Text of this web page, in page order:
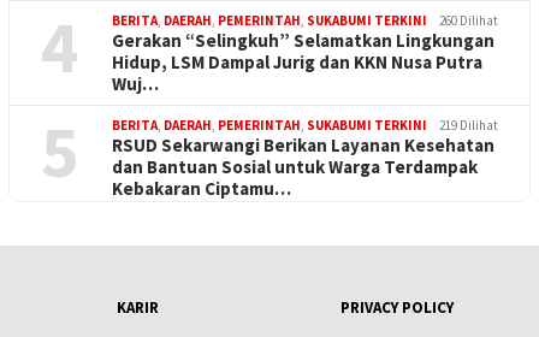
4 BERITA, DAERAH, PEMERINTAH, SUKABUMI TERKINI 260 Dilihat
Gerakan “Selingkuh” Selamatkan Lingkungan
Hidup, LSM Dampal Jurig dan KKN Nusa Putra
Wuj…
5 BERITA, DAERAH, PEMERINTAH, SUKABUMI TERKINI 219 Dilihat
RSUD Sekarwangi Berikan Layanan Kesehatan
dan Bantuan Sosial untuk Warga Terdampak
Kebakaran Ciptamu…
KARIR
PRIVACY POLICY